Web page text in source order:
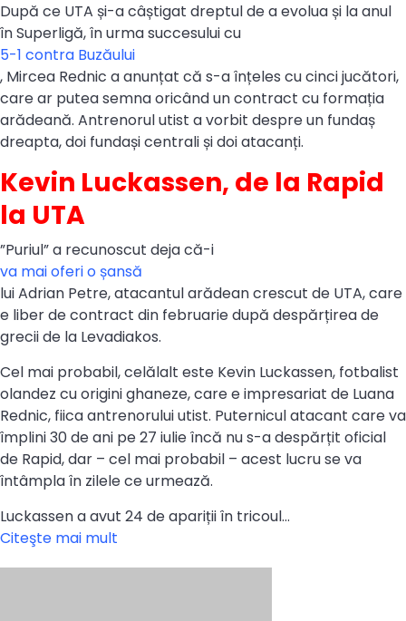
După ce UTA și-a câștigat dreptul de a evolua și la anul
în Superligă, în urma succesului cu
5-1 contra Buzăului
, Mircea Rednic a anunțat că s-a înțeles cu cinci jucători,
care ar putea semna oricând un contract cu formația
arădeană. Antrenorul utist a vorbit despre un fundaș
dreapta, doi fundași centrali și doi atacanți.
Kevin Luckassen, de la Rapid
la UTA
”Puriul” a recunoscut deja că-i
va mai oferi o șansă
lui Adrian Petre, atacantul arădean crescut de UTA, care
e liber de contract din februarie după despărțirea de
grecii de la Levadiakos.
Cel mai probabil, celălalt este Kevin Luckassen, fotbalist
olandez cu origini ghaneze, care e impresariat de Luana
Rednic, fiica antrenorului utist. Puternicul atacant care va
împlini 30 de ani pe 27 iulie încă nu s-a despărțit oficial
de Rapid, dar – cel mai probabil – acest lucru se va
întâmpla în zilele ce urmează.
Luckassen a avut 24 de apariții în tricoul…
Citeşte mai mult